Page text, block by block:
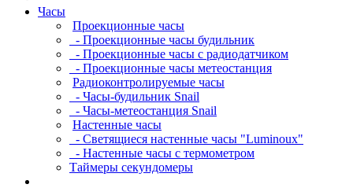
Часы
Проекционные часы
- Проекционные часы будильник
- Проекционные часы с радиодатчиком
- Проекционные часы метеостанция
Радиоконтролируемые часы
- Часы-будильник Snail
- Часы-метеостанция Snail
Настенные часы
- Светящиеся настенные часы "Luminoux"
- Настенные часы с термометром
Таймеры секундомеры